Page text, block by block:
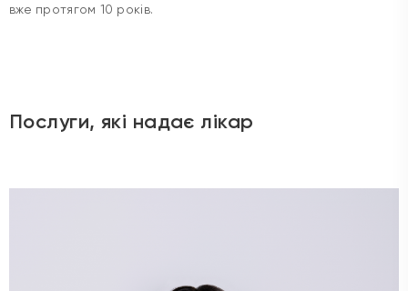
вже протягом 10 років.
Послуги, які надає лікар